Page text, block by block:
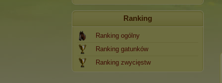
Ranking
Ranking ogólny
Ranking gatunków
Ranking zwycięstw